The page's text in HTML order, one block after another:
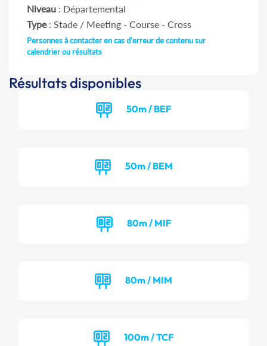
Niveau : Départemental
Type: Stade / Meeting - Course - Cross
Personnes à contacter en cas d'erreur de contenu sur
calendrier ou résultats
Résultats disponibles
50m / BEF
50m / BEM
80m / MIF
80m / MIM
100m / TCF